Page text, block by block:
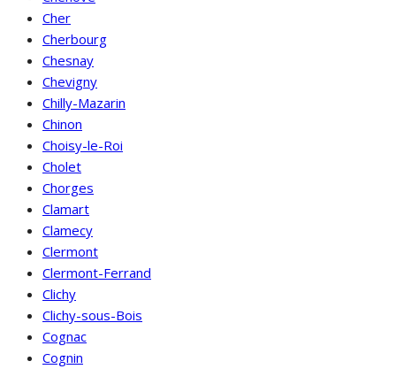
Cher
Cherbourg
Chesnay
Chevigny
Chilly-Mazarin
Chinon
Choisy-le-Roi
Cholet
Chorges
Clamart
Clamecy
Clermont
Clermont-Ferrand
Clichy
Clichy-sous-Bois
Cognac
Cognin